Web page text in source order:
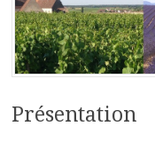
Présentation